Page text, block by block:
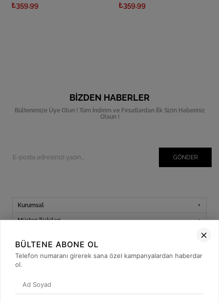
₺359,99 ₺359,99
BIZDEN HABERLER
Bültenimize Üye Olun ! Tüm İndirim ve Fırsatlardan İlk Sizin Haberiniz
Olsun !
GÖNDER
Kurumsal
Müşteri İlişkileri
Sosyal Medya
BÜLTENE ABONE OL
Telefon numaranı girerek sana özel kampanyalardan haberdar
ol.